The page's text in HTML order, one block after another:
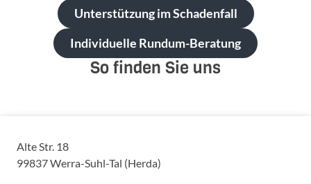
Unterstützung im Schadenfall
Individuelle Rundum-Beratung
So finden Sie uns
Alte Str. 18
99837Werra-Suhl-Tal (Herda)